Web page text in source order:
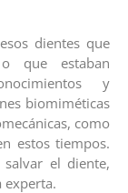
dientes que
que estaban
y
biomiméticas
como
estos tiempos.
el diente,
experta.